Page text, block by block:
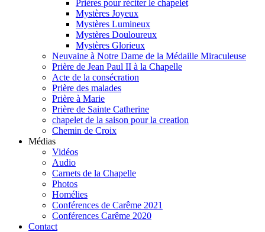
Prières pour réciter le chapelet
Mystères Joyeux
Mystères Lumineux
Mystères Douloureux
Mystères Glorieux
Neuvaine à Notre Dame de la Médaille Miraculeuse
Prière de Jean Paul II à la Chapelle
Acte de la consécration
Prière des malades
Prière à Marie
Prière de Sainte Catherine
chapelet de la saison pour la creation
Chemin de Croix
Médias
Vidéos
Audio
Carnets de la Chapelle
Photos
Homélies
Conférences de Carême 2021
Conférences Carême 2020
Contact